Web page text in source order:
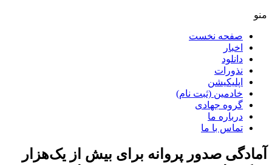
منو
صفحه نخست
اخبار
دانلود
نذورات
اپلیکیشن
خادمین (ثبت نام)
گروه جهادی
درباره ما
تماس با ما
آمادگی صدور پروانه برای بیش از یک‌هزار